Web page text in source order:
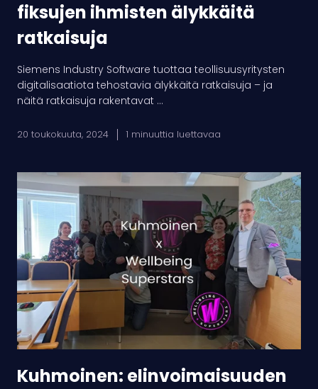
fiksujen ihmisten älykkäitä
ratkaisuja
Siemens Industry Software tuottaa teollisuusyritysten
digitalisaatiota tehostavia älykkäitä ratkaisuja – ja
näitä ratkaisuja rakentavat ...
20 toukokuuta, 2024 1 minuuttia luettavaa
Kuhmoinen:
elinvoimaisuuden
etulinjassa
Kuhmoinen: elinvoimaisuuden